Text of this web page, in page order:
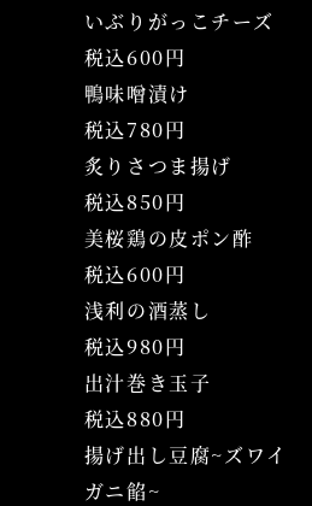
いぶりがっこチーズ
税込600円
鴨味噌漬け
税込780円
炙りさつま揚げ
税込850円
美桜鶏の皮ポン酢
税込600円
浅利の酒蒸し
税込980円
出汁巻き玉子
税込880円
揚げ出し豆腐~ズワイ
ガニ餡~